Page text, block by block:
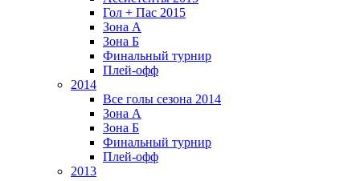
Гол + Пас 2015
Зона А
Зона Б
Финальный турнир
Плей-офф
2014
Все голы сезона 2014
Зона А
Зона Б
Финальный турнир
Плей-офф
2013